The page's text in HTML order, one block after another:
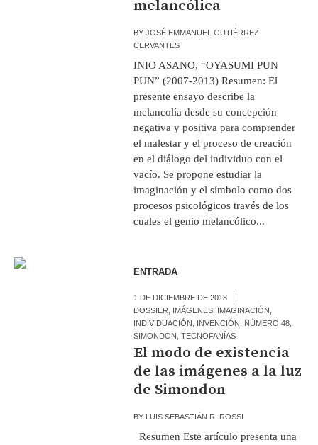
melancólica
BYJOSÉ EMMANUEL GUTIÉRREZ
CERVANTES
INIO ASANO, “OYASUMI PUN
PUN” (2007-2013) Resumen: El
presente ensayo describe la
melancolía desde su concepción
negativa y positiva para comprender
el malestar y el proceso de creación
en el diálogo del individuo con el
vacío. Se propone estudiar la
imaginación y el símbolo como dos
procesos psicológicos través de los
cuales el genio melancólico...
ENTRADA
1 DE DICIEMBRE DE 2018
DOSSIER
IMÁGENES IMAGINACIÓN
INDIVIDUACIÓN
INVENCIÓN NÚMERO 48
SIMONDON ,TECNOFANÍAS
El modo de existencia
de las imágenes a la luz
de Simondon
BY LUIS SEBASTIÁN R. ROSSI
Resumen Este artículo presenta una